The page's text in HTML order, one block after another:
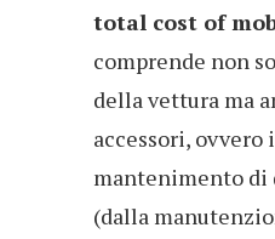
total cost of
comprende non
della vettura ma
accessori, ovvero
mantenimento di
(dalla